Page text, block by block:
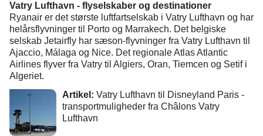
Vatry Lufthavn - flyselskaber og destinationer
Ryanair er det største luftfartselskab i Vatry Lufthavn og har
helårsflyvninger til Porto og Marrakech. Det belgiske
selskab Jetairfly har sæson-flyvninger fra Vatry Lufthavn til
Ajaccio, Málaga og Nice. Det regionale Atlas Atlantic
Airlines flyver fra Vatry til Algiers, Oran, Tiemcen og Setif i
Algeriet.
Artikel: Vatry Lufthavn til Disneyland Paris -
transportmuligheder fra Châlons Vatry
Lufthavn